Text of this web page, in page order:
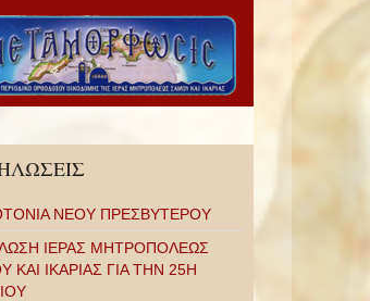
ΝΕΟΥ ΠΡΕΣΒΥΤΕΡΟΥ
ΙΕΡΑΣ ΜΗΤΡΟΠΟΛΕΩΣ
ΚΑΙ ΙΚΑΡΙΑΣ ΓΙΑ ΤΗΝ 25Η